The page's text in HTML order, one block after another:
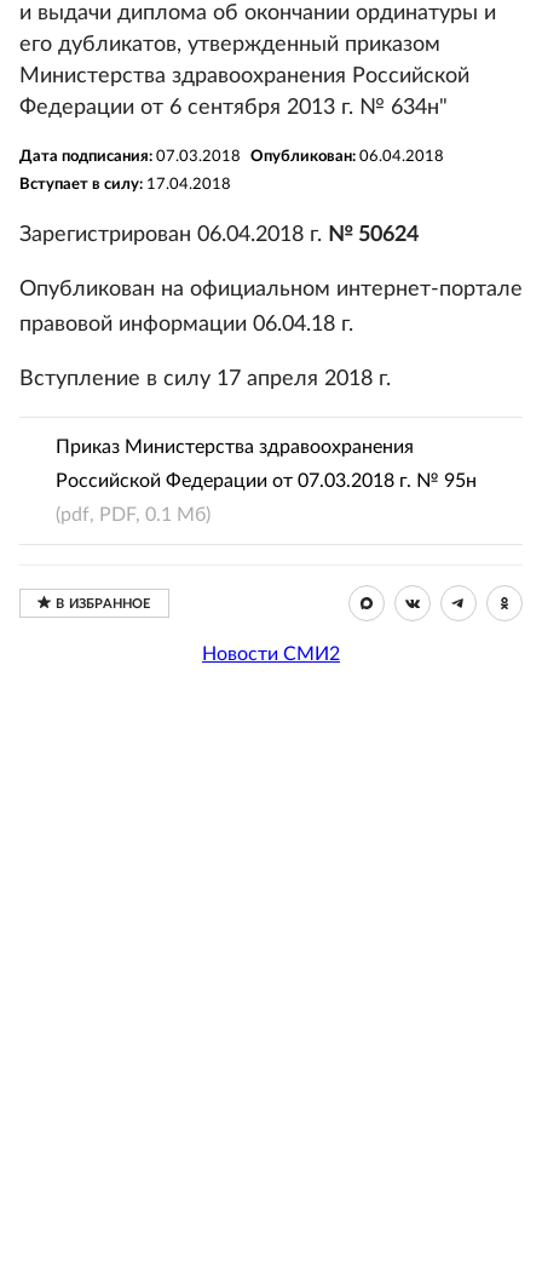
и выдачи диплома об окончании ординатуры и
его дубликатов, утвержденный приказом
Министерства здравоохранения Российской
Федерации от 6 сентября 2013 г. № 634н"
Дата подписания: 07.03.2018 Опубликован: 06.04.2018
Вступает в силу: 17.04.2018
Зарегистрирован 06.04.2018 г. № 50624
Опубликован на официальном интернет-портале
правовой информации 06.04.18 г.
Вступление в силу 17 апреля 2018 г.
Приказ Министерства здравоохранения
Российской Федерации от 07.03.2018 г. № 95н
(pdf, PDF, 0.1 Мб)
Новости СМИ2